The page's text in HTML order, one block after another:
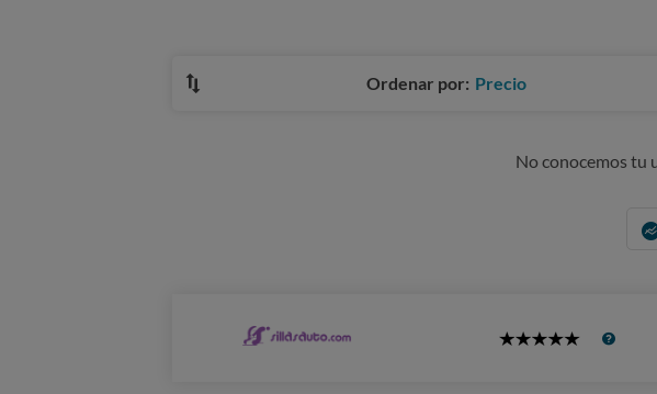
Ordenar por: Precio
No conocemos tu
5